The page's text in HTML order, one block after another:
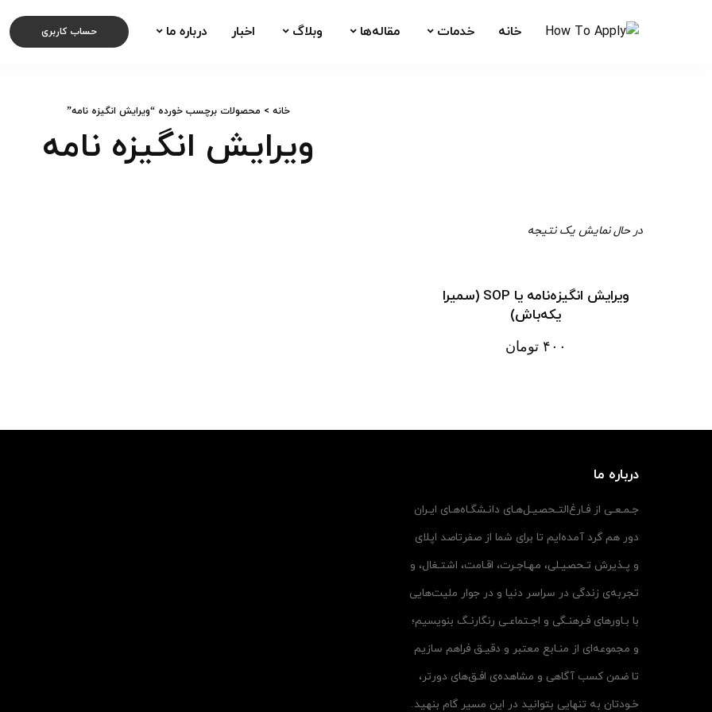
خانه خدمات مقاله‌ها وبلاگ اخبار درباره ما حساب کاربری
خانه > محصولات برچسب خورده “ویرایش انگیزه نامه”
ویرایش انگیزه نامه
در حال نمایش یک نتیجه
ویرایش انگیزه‌نامه یا SOP (سمیرا
یکه‌باش)
۴۰۰ تومان
درباره ما
جـمـعـی از فـارغ‌التـحصیـل‌هـای دانـشگـاه‌هـای ایـران
دور هم گرد آمده‌ایم تا برای شما از صفرتاصد اپلای
و پـذیرش تـحصیـلی، مهـاجـرت، اقـامت، اشتـغال، و
تجربه‌ی زندگی در سراسر دنیا و در جوار ملیت‌هایی
با بـاورهای فـرهنـگی و اجـتماعـی رنگارنـگ بنویسیم؛
و مجموعه‌ای از منـابع معتبر و دقیـق فراهم سازیم
تا ضمن کسب آگاهی و مشاهده‌ی افـق‌های دورتر،
خـودتان به تنهایی بتوانید در این مسیر گام بنهید.